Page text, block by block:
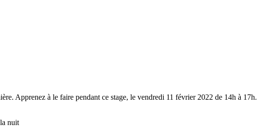
Apprenez à le faire pendant ce stage, le vendredi 11 février 2022 de 14h à 17h.
nuit